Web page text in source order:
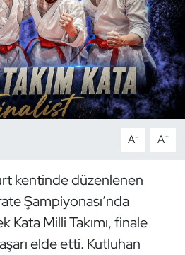
A- A+
kentinde düzenlenen
Şampiyonası’nda
Kata Milli Takımı, finale
elde etti. Kutluhan